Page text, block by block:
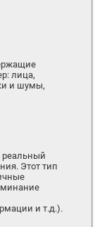
лица,
и шумы,
реальный
Этот тип
и т.д.).